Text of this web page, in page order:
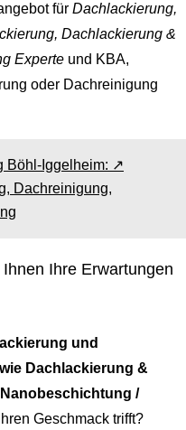
für Dachlackierung,
Dachlackierung &
Experte und KBA,
oder Dachreinigung
Böhl-Iggelheim: ↗️
Dachreinigung,
Ihre Erwartungen
und
Dachlackierung &
/
Geschmack trifft?